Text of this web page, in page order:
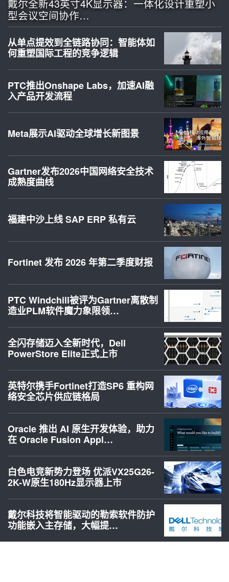
戴尔全新43英寸4K显示器：一体化设计重塑小
型会议空间协作…
从单点提效到全链路协同：智能体如
何重塑国际工程的竞争逻辑
PTC推出Onshape Labs，加速AI融
入产品开发流程
Meta展示AI驱动全球增长新图景
Gartner发布2026中国网络安全技术
成熟度曲线
福建中沙上线 SAP ERP 私有云
Fortinet 发布 2026 年第二季度财报
PTC Windchill被评为Gartner离散制
造业PLM软件魔力象限领…
全闪存储迈入全新时代，Dell
PowerStore Elite正式上市
英特尔携手Fortinet打造SP6 重构网
络安全芯片供应链格局
Oracle 推出 AI 原生开发体验，助力
在 Oracle Fusion Appl…
白色电竞新势力登场 优派VX25G26-
2K-W原生180Hz显示器上市
戴尔科技将智能驱动的勒索软件防护
功能嵌入主存储，大幅提…